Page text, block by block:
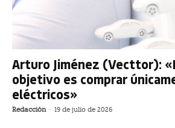
Arturo Jiménez (Vecttor):
objetivo es comprar
eléctricos»
Redacción - 19 de julio de 2026